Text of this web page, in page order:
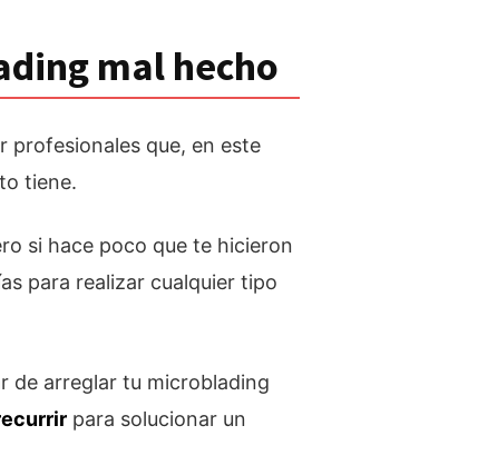
mal hecho
profesionales que, en este
tiene.
si hace poco que te hicieron
para realizar cualquier tipo
de arreglar tu microblading
para solucionar un